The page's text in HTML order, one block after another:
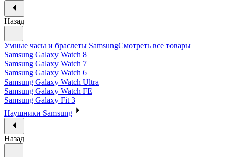
Назад
Умные часы и браслеты SamsungСмотреть все товары
Samsung Galaxy Watch 8
Samsung Galaxy Watch 7
Samsung Galaxy Watch 6
Samsung Galaxy Watch Ultra
Samsung Galaxy Watch FE
Samsung Galaxy Fit 3
Наушники Samsung
Назад